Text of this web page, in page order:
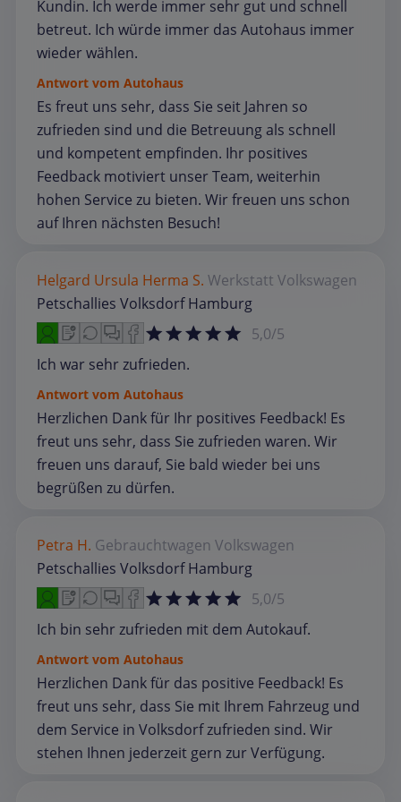
Kundin. Ich werde immer sehr gut und schnell
betreut. Ich würde immer das Autohaus immer
wieder wählen.
Antwort vom Autohaus
Es freut uns sehr, dass Sie seit Jahren so
zufrieden sind und die Betreuung als schnell
und kompetent empfinden. Ihr positives
Feedback motiviert unser Team, weiterhin
hohen Service zu bieten. Wir freuen uns schon
auf Ihren nächsten Besuch!
Helgard Ursula Herma S. Werkstatt Volkswagen
Petschallies Volksdorf Hamburg
5,0/5
Ich war sehr zufrieden.
Antwort vom Autohaus
Herzlichen Dank für Ihr positives Feedback! Es
freut uns sehr, dass Sie zufrieden waren. Wir
freuen uns darauf, Sie bald wieder bei uns
begrüßen zu dürfen.
Petra H. Gebrauchtwagen Volkswagen
Petschallies Volksdorf Hamburg
5,0/5
Ich bin sehr zufrieden mit dem Autokauf.
Antwort vom Autohaus
Herzlichen Dank für das positive Feedback! Es
freut uns sehr, dass Sie mit Ihrem Fahrzeug und
dem Service in Volksdorf zufrieden sind. Wir
stehen Ihnen jederzeit gern zur Verfügung.